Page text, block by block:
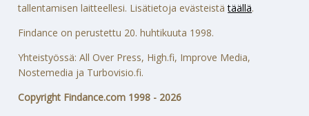
tallentamisen laitteellesi. Lisätietoja evästeistätäällä.
Findance on perustettu 20. huhtikuuta 1998.
Yhteistyössä: All Over Press, High.fi, Improve Media,
Nostemedia ja Turbovisio.fi.
Copyright Findance.com 1998 - 2026